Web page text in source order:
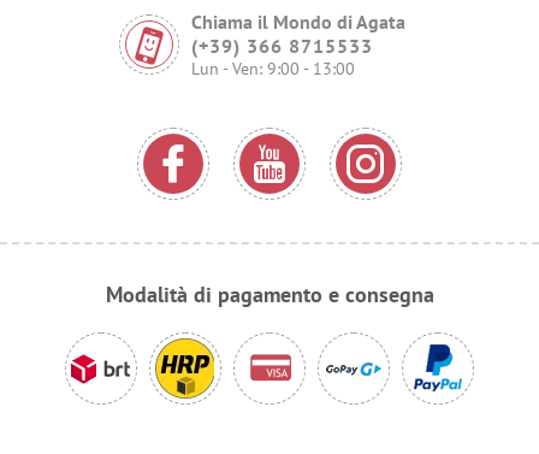
Chiama il Mondo di Agata
(+39) 366 8715533
Lun - Ven: 9:00 - 13:00
Modalità di pagamento e consegna